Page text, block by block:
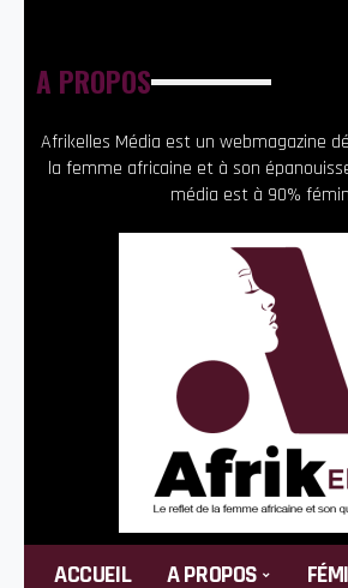
A PROPOS
Afrikelles Média est un webmagazine
la femme africaine et à son
média est à 90%
ACCUEIL A PROPOS